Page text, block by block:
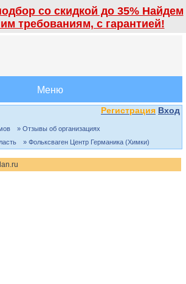
со скидкой до 35% Найдем
требованиям, с гарантией!
Меню
Регистрация Вход
» Отзывы об организациях
» Фольксваген Центр Германика (Химки)